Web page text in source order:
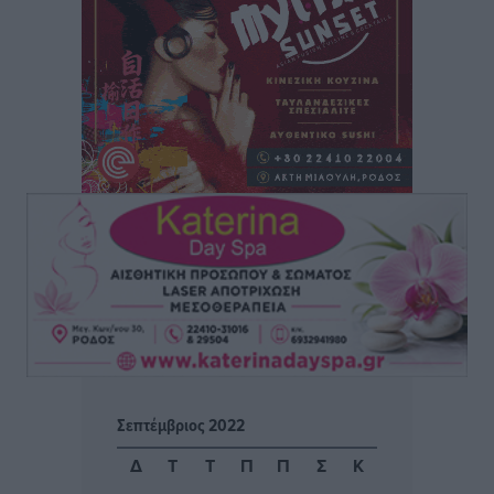
πριν 7 ώρες
Φοίβος: Η μεγάλη επιστροφή του Μπρένο Σαλβατιέρα
Αθλητικά• πριν 7 ώρες
Κλεάνθης: Έτοιμες οι κάρτες διαρκείας της νέας
σεζόν
Αθλητικά πριν 7 ώρες
Ατρόμητος Διμυλιάς: Ο Μαργαρίτης και μία
αδιαπραγμάτευτη φιλοσοφία
Αθλητικά• πριν 7 ώρες
Παπαεμμανουήλ
πριν 8 ώρες
Σεπτέμβριος 2022
Δ
Τ Τ Π Π Σ Κ